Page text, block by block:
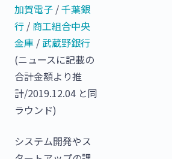
加賀電子 /千葉銀
行 / 商工組合中央
金庫 / 武蔵野銀行
(ニュースに記載の
合計金額より推
計/2019.12.04 と同
ラウンド)
システム開発やス